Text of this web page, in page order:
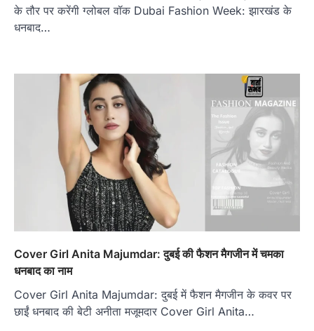
के तौर पर करेंगी ग्लोबल वॉक Dubai Fashion Week: झारखंड के
धनबाद…
Cover Girl Anita Majumdar: दुबई की फैशन मैगजीन में चमका
धनबाद का नाम
Cover Girl Anita Majumdar: दुबई में फैशन मैगजीन के कवर पर
छाईं धनबाद की बेटी अनीता मजूमदार Cover Girl Anita…